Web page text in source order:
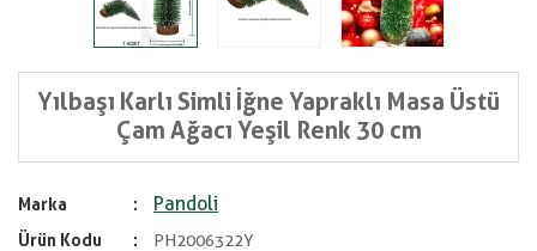
Yılbaşı Karlı Simli İğne Yapraklı Masa Üstü
Çam Ağacı Yeşil Renk 30 cm
Marka Pandoli
Ürün Kodu
PH2006322Y